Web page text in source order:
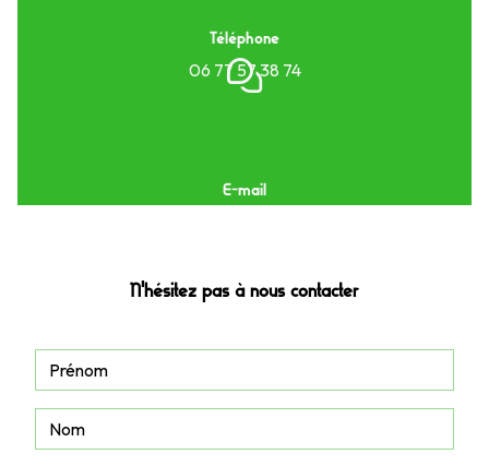
Téléphone
06 77 57 38 74
E-mail
N'hésitez pas à nous contacter